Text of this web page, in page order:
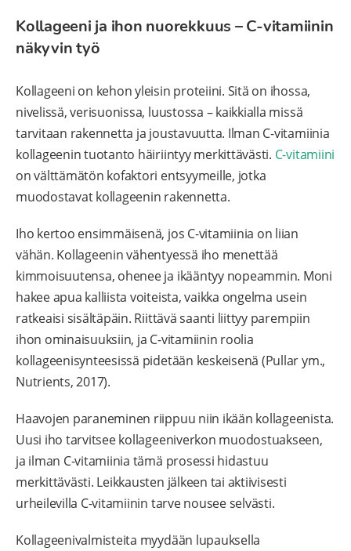
Kollageeni ja ihon nuorekkuus – C-vitamiinin
näkyvin työ
Kollageeni on kehon yleisin proteiini. Sitä on ihossa,
nivelissä, verisuonissa, luustossa – kaikkialla missä
tarvitaan rakennetta ja joustavuutta. Ilman C-vitamiinia
kollageenin tuotanto häiriintyy merkittävästi. C-vitamiini
on välttämätön kofaktori entsyymeille, jotka
muodostavat kollageenin rakennetta.
Iho kertoo ensimmäisenä, jos C-vitamiinia on liian
vähän. Kollageenin vähentyessä iho menettää
kimmoisuutensa, ohenee ja ikääntyy nopeammin. Moni
hakee apua kalliista voiteista, vaikka ongelma usein
ratkeaisi sisältäpäin. Riittävä saanti liittyy parempiin
ihon ominaisuuksiin, ja C-vitamiinin roolia
kollageenisynteesissä pidetään keskeisenä (Pullar ym.,
Nutrients, 2017).
Haavojen paraneminen riippuu niin ikään kollageenista.
Uusi iho tarvitsee kollageeniverkon muodostuakseen,
ja ilman C-vitamiinia tämä prosessi hidastuu
merkittävästi. Leikkausten jälkeen tai aktiivisesti
urheilevilla C-vitamiinin tarve nousee selvästi.
Kollageenivalmisteita myydään lupauksella